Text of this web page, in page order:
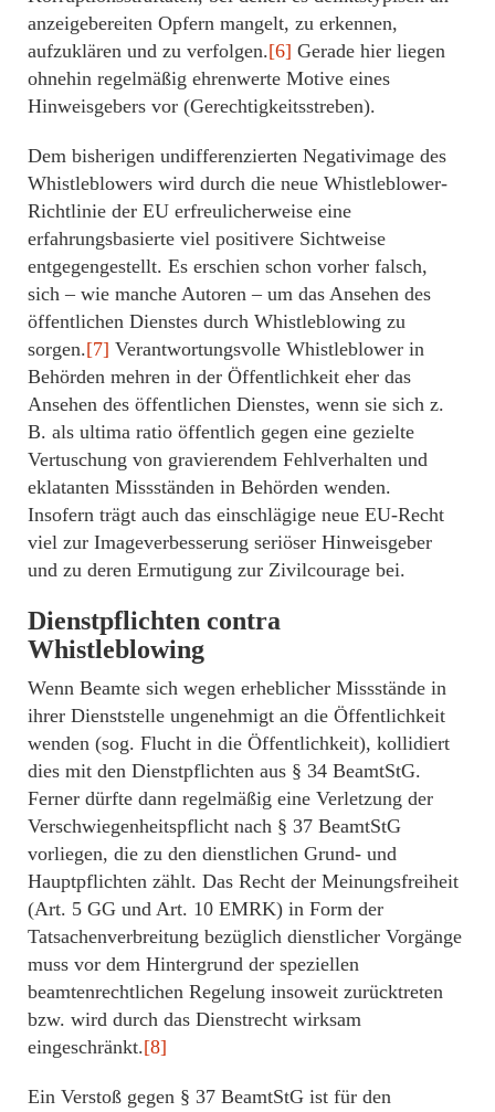
anzeigebereiten Opfern mangelt, zu erkennen,
aufzuklären und zu verfolgen.[6] Gerade hier liegen
ohnehin regelmäßig ehrenwerte Motive eines
Hinweisgebers vor (Gerechtigkeitsstreben).
Dem bisherigen undifferenzierten Negativimage des
Whistleblowers wird durch die neue Whistleblower-
Richtlinie der EU erfreulicherweise eine
erfahrungsbasierte viel positivere Sichtweise
entgegengestellt. Es erschien schon vorher falsch,
sich – wie manche Autoren – um das Ansehen des
öffentlichen Dienstes durch Whistleblowing zu
sorgen.[7] Verantwortungsvolle Whistleblower in
Behörden mehren in der Öffentlichkeit eher das
Ansehen des öffentlichen Dienstes, wenn sie sich z.
B. als ultima ratio öffentlich gegen eine gezielte
Vertuschung von gravierendem Fehlverhalten und
eklatanten Missständen in Behörden wenden.
Insofern trägt auch das einschlägige neue EU-Recht
viel zur Imageverbesserung seriöser Hinweisgeber
und zu deren Ermutigung zur Zivilcourage bei.
Dienstpflichten contra
Whistleblowing
Wenn Beamte sich wegen erheblicher Missstände in
ihrer Dienststelle ungenehmigt an die Öffentlichkeit
wenden (sog. Flucht in die Öffentlichkeit), kollidiert
dies mit den Dienstpflichten aus § 34 BeamtStG.
Ferner dürfte dann regelmäßig eine Verletzung der
Verschwiegenheitspflicht nach § 37 BeamtStG
vorliegen, die zu den dienstlichen Grund- und
Hauptpflichten zählt. Das Recht der Meinungsfreiheit
(Art. 5 GG und Art. 10 EMRK) in Form der
Tatsachenverbreitung bezüglich dienstlicher Vorgänge
muss vor dem Hintergrund der speziellen
beamtenrechtlichen Regelung insoweit zurücktreten
bzw. wird durch das Dienstrecht wirksam
eingeschränkt.[8]
Ein Verstoß gegen § 37 BeamtStG ist für den